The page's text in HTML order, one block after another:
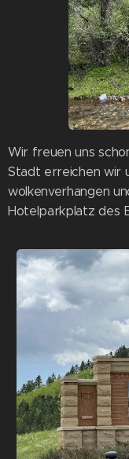
Wir freuen uns
Stadt erreichen wir
wolkenverhangen
Hotelparkplatz des